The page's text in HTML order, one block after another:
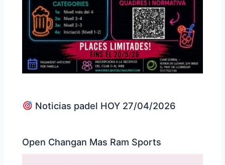
Noticias padel HOY 27/04/2026
Open Changan Mas Ram Sports